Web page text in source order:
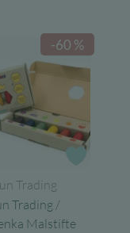
-60 %
Trading
Trading /
Malstifte